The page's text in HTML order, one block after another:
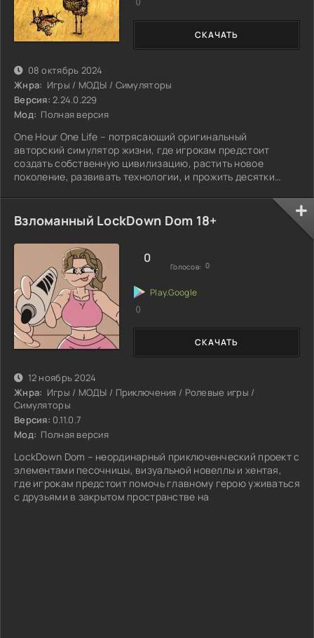
08 октябрь 2024
Жнра: Игры / МОДЫ / Симуляторы
Версия: 2.24.0.229
Мод: Полная версия
One Hour One Life – потрясающий оригинальный
авторский симулятор жизни, где игрокам предстоит
создать собственную цивилизацию, растить новое
поколение, развивать технологии, и прожить десятки
СКАЧАТЬ
Взломанный LockDown Dom 18+
12 ноябрь 2024
Жнра: Игры / МОДЫ / Приключения / Ролевые игры /
Симуляторы
Версия: 0.11.0.7
Мод: Полная версия
LockDown Dom – неординарный приключенческий проект с
элементами песочницы, визуальной новеллы и хентая,
где игрокам предстоит помочь главному герою уживаться
с друзьями в закрытом пространстве на
СКАЧАТЬ
0
Голосов: 0
()